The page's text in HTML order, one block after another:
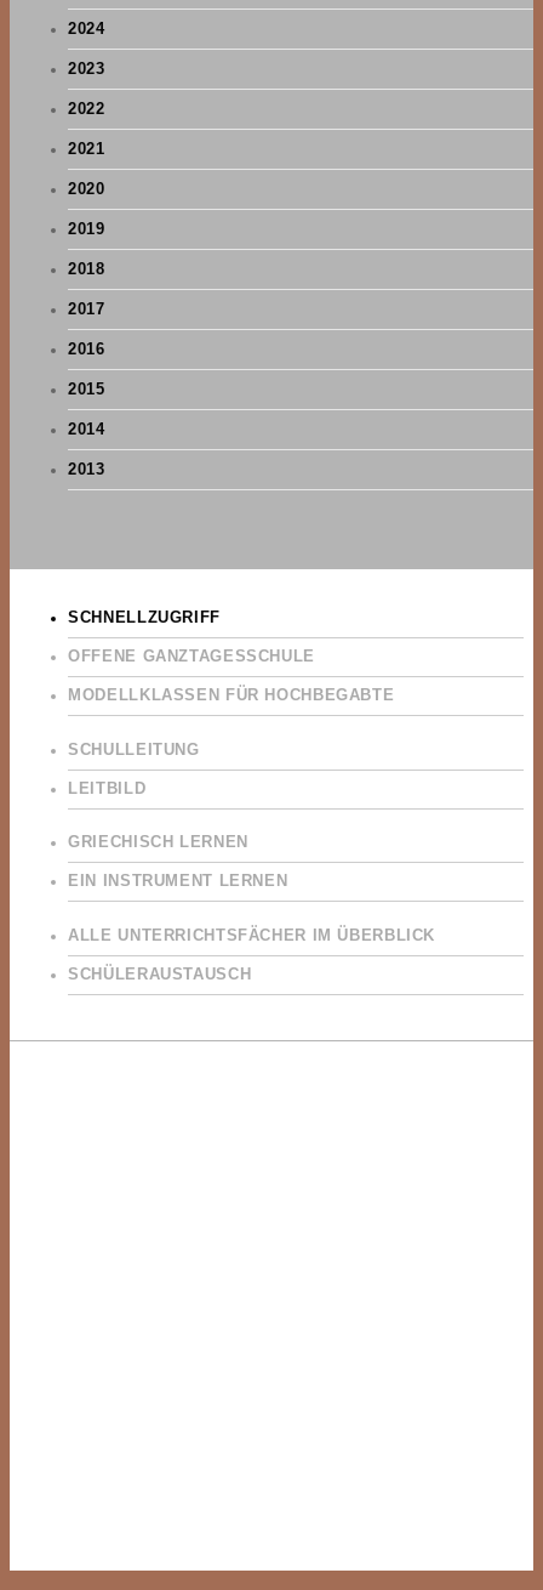
2024
2023
2022
2021
2020
2019
2018
2017
2016
2015
2014
2013
SCHNELLZUGRIFF
OFFENE GANZTAGESSCHULE
MODELLKLASSEN FÜR HOCHBEGABTE
SCHULLEITUNG
LEITBILD
GRIECHISCH LERNEN
EIN INSTRUMENT LERNEN
ALLE UNTERRICHTSFÄCHER IM ÜBERBLICK
SCHÜLERAUSTAUSCH